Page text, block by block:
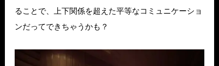
ることで、上下関係を超えた平等なコミュニケーショ
ンだってできちゃうかも？